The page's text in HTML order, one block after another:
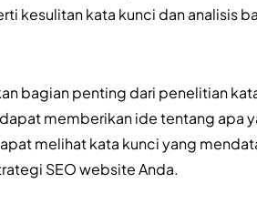
kesulitan kata kunci dan analisis
bagian penting dari penelitian
memberikan ide tentang apa
melihat kata kunci yang
SEO website Anda.